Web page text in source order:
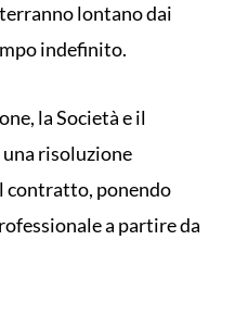
lontano dai
indefinito.
la Società e il
risoluzione
contratto, ponendo
a partire da